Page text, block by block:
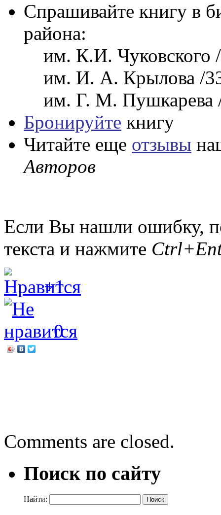
Спрашивайте книгу в
района:
им. К.И. Чуковского
им. И. А. Крылова /
им. Г. М. Пушкарева
Бронируйте книгу
Читайте еще отзывы
Авторов
Если Вы нашли ошибку,
текста и нажмите
+1
0
Comments are closed.
Поиск по сайту
Найти: